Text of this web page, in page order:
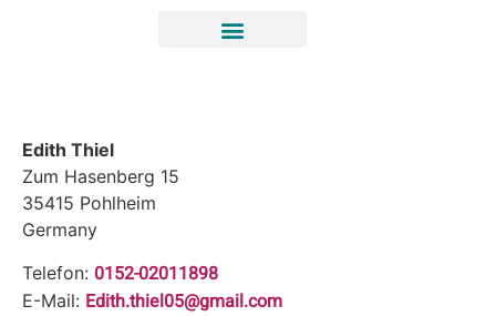
Edith Thiel
Zum Hasenberg 15
35415 Pohlheim
Germany
Telefon: 0152-02011898
E-Mail: Edith.thiel05@gmail.com